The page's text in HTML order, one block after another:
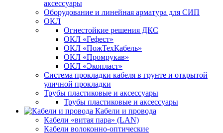
аксессуары
Оборудование и линейная арматура для СИП
ОКЛ
Огнестойкие решения ДКС
ОКЛ «Гефест»
ОКЛ «ПожТехКабель»
ОКЛ «Промрукав»
ОКЛ «Экопласт»
Система прокладки кабеля в грунте и открытой
уличной прокладки
Трубы пластиковые и аксессуары
Трубы пластиковые и аксессуары
Кабели и провода
Кабели «витая пара» (LAN)
Кабели волоконно-оптические